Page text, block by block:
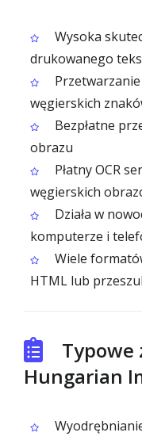
Wysoka
drukowanego
węgierskich
Bezpłatne
obrazu
Płatny OCR
węgierskich
Działa w
komputerze i
Wiele
HTML lub
Typowe
Hungarian